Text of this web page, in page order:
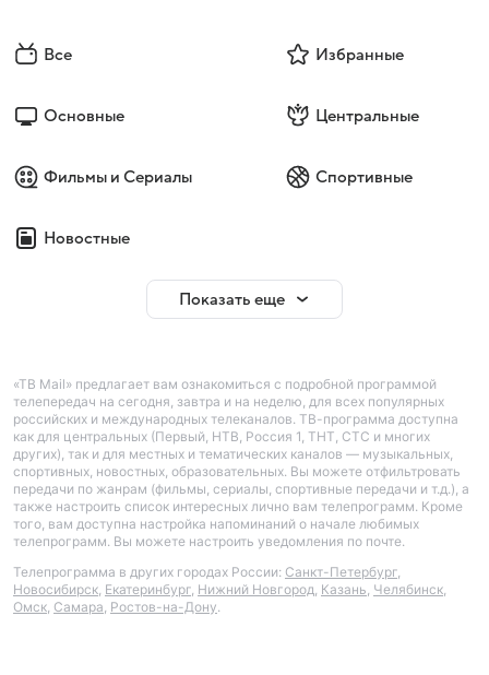
Все Избранные
Основные Центральные
Фильмы и Сериалы Спортивные
Новостные
Показать еще
«ТВ Mail» предлагает вам ознакомиться с подробной программой
телепередач на сегодня, завтра и на неделю, для всех популярных
российских и международных телеканалов. ТВ-программа доступна
как для центральных (Первый, НТВ, Россия 1, ТНТ, СТС и многих
других), так и для местных и тематических каналов — музыкальных,
спортивных, новостных, образовательных. Вы можете отфильтровать
передачи по жанрам (фильмы, сериалы, спортивные передачи и т.д.), а
также настроить список интересных лично вам телепрограмм. Кроме
того, вам доступна настройка напоминаний о начале любимых
телепрограмм. Вы можете настроить уведомления по почте.
Телепрограмма в других городах России: Санкт-Петербург,
Новосибирск, Екатеринбург, Нижний Новгород, Казань, Челябинск,
Омск, Самара, Ростов-на-Дону.